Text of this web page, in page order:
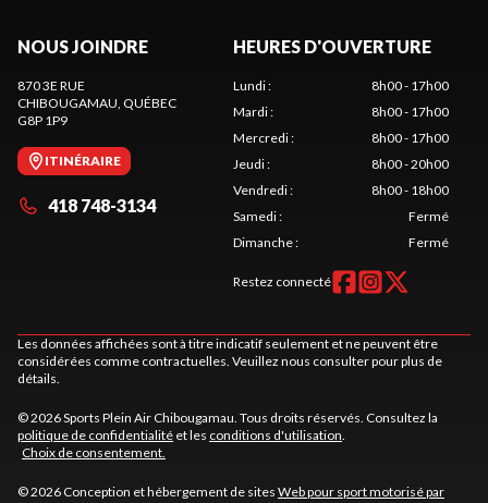
NOUS JOINDRE
870 3E RUE
CHIBOUGAMAU , QUÉBEC
G8P 1P9
ITINÉRAIRE
418 748-3134
HEURES D'OUVERTURE
Lundi:
8h00 - 17h00
Mardi:
8h00 - 17h00
Mercredi:
8h00 - 17h00
Jeudi:
8h00 - 20h00
Vendredi:
8h00 - 18h00
Samedi:
Fermé
Dimanche: Fermé
Restez connecté
Les données affichées sont à titre indicatif seulement et ne peuvent être
considérées comme contractuelles. Veuillez nous consulter pour plus de
détails.
© 2026 Sports Plein Air Chibougamau. Tous droits réservés. Consultez la
politique de confidentialité et les conditions d'utilisation
Choix de consentement.
© 2026 Conception et hébergement de sites Web pour sport motorisé par